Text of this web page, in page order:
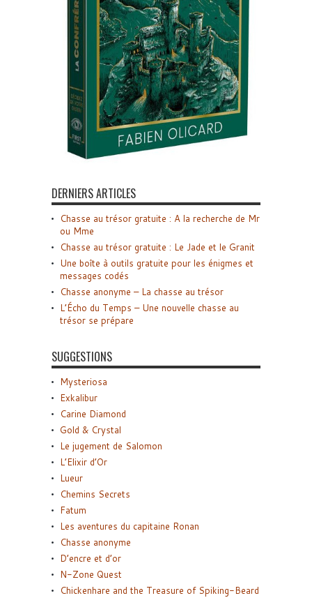
DERNIERS ARTICLES
Chasse au trésor gratuite : A la recherche de Mr
ou Mme
Chasse au trésor gratuite : Le Jade et le Granit
Une boîte à outils gratuite pour les énigmes et
messages codés
Chasse anonyme – La chasse au trésor
L’Écho du Temps – Une nouvelle chasse au
trésor se prépare
SUGGESTIONS
Mysteriosa
Exkalibur
Carine Diamond
Gold & Crystal
Le jugement de Salomon
L’Elixir d’Or
Lueur
Chemins Secrets
Fatum
Les aventures du capitaine Ronan
Chasse anonyme
D’encre et d’or
N-Zone Quest
Chickenhare and the Treasure of Spiking-Beard